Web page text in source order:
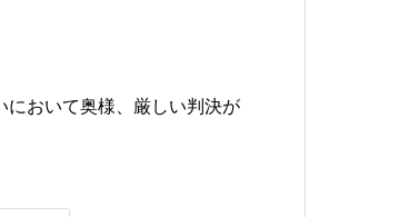
において奥様、厳しい判決が